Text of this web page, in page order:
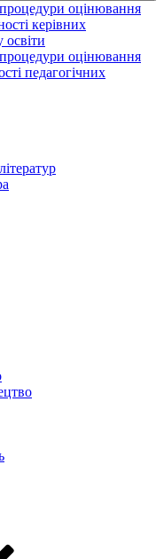
процедури оцінювання
керівних
освіти
процедури оцінювання
педагогічних